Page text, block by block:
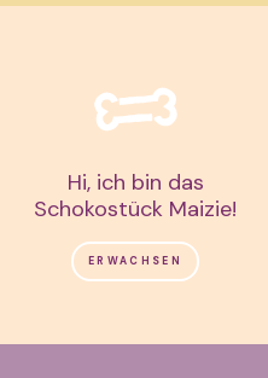
Hi, ich bin das
Schokostück Maizie!
ERWACHSEN